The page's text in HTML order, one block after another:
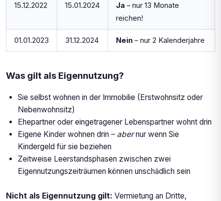
15.12.2022 15.01.2024 Ja – nur 13 Monate
reichen!
01.01.2023 31.12.2024 Nein – nur 2 Kalenderjahre
Was gilt als Eigennutzung?
Sie selbst wohnen in der Immobilie (Erstwohnsitz oder
Nebenwohnsitz)
Ehepartner oder eingetragener Lebenspartner wohnt drin
Eigene Kinder wohnen drin – abernur wenn Sie
Kindergeld für sie beziehen
Zeitweise Leerstandsphasen zwischen zwei
Eigennutzungszeiträumen können unschädlich sein
Nicht als Eigennutzung gilt: Vermietung an Dritte,